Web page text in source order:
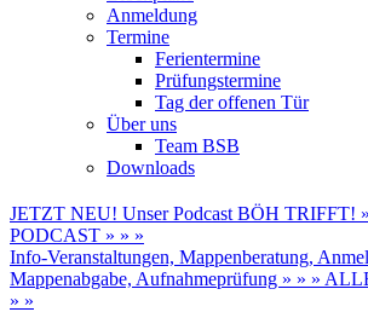
Anmeldung
Termine
Ferientermine
Prüfungstermine
Tag der offenen Tür
Über uns
Team BSB
Downloads
JETZT NEU! Unser Podcast BÖH TRIFFT!
PODCAST » » »
Info-Veranstaltungen, Mappenberatung,
Mappenabgabe, Aufnahmeprüfung » » »
» »